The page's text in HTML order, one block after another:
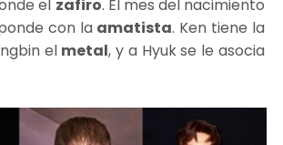
el zafiro. El mes del nacimiento
con la amatista. Ken tiene la
el metal, y a Hyuk se le asocia